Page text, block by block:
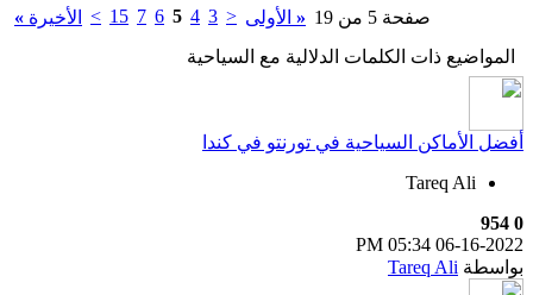
صفحة 5 من 19 « الأولى <
3
4
5
6
7
15
> الأخيرة »
المواضيع ذات الكلمات الدلالية مع السياحية
أفضل الأماكن السياحية في تورنتو في كندا
Tareq Ali
0
954
06-16-2022
05:34 PM
بواسطة Tareq Ali